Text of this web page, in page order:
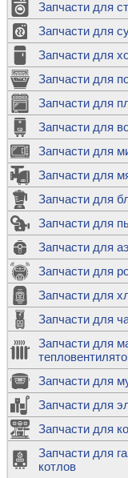
Запчасти для
Запчасти для
Запчасти для
Запчасти для
Запчасти для
Запчасти для
Запчасти для
Запчасти для
Запчасти для
Запчасти для
Запчасти для
Запчасти для
Запчасти для
Запчасти для
Запчасти для
Запчасти для
Запчасти для
Запчасти для
Запчасти для
котлов